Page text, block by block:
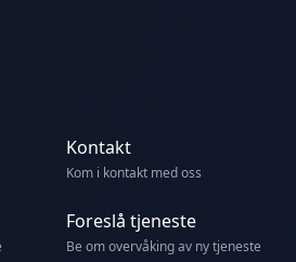
Kontakt
Kom i kontakt med oss
Foreslå tjeneste
Be om overvåking av ny tjeneste